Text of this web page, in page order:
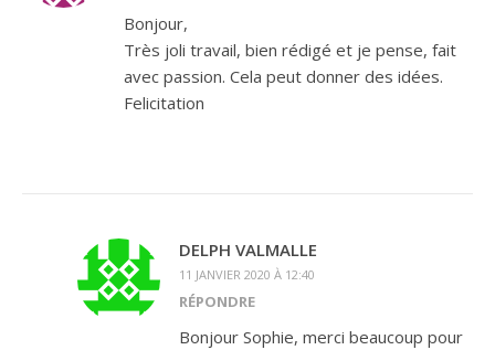
Bonjour,
Très joli travail, bien rédigé et je pense, fait
avec passion. Cela peut donner des idées.
Felicitation
DELPH VALMALLE
11 JANVIER 2020 À 12:40
RÉPONDRE
Bonjour Sophie, merci beaucoup pour